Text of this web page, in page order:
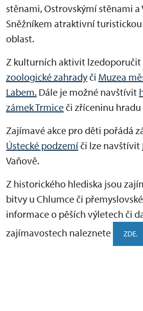
stěnami, Ostrovskýmí stěnami a
Sněžníkem atraktivní
oblast.
Z kulturních aktivit lzedoporučit
zoologické zahradyči Muzea
Labem. Dále je možné navštívit
zámek Trmiceči zříceninu hradu
Zajímavé akce pro děti pořádá
Ústecké podzemíči lze navštívit
Vaňově.
Z historického hlediska jsou
bitvy u Chlumce či
informace o pěších výletech či
zajímavostech naleznete
ZDE.